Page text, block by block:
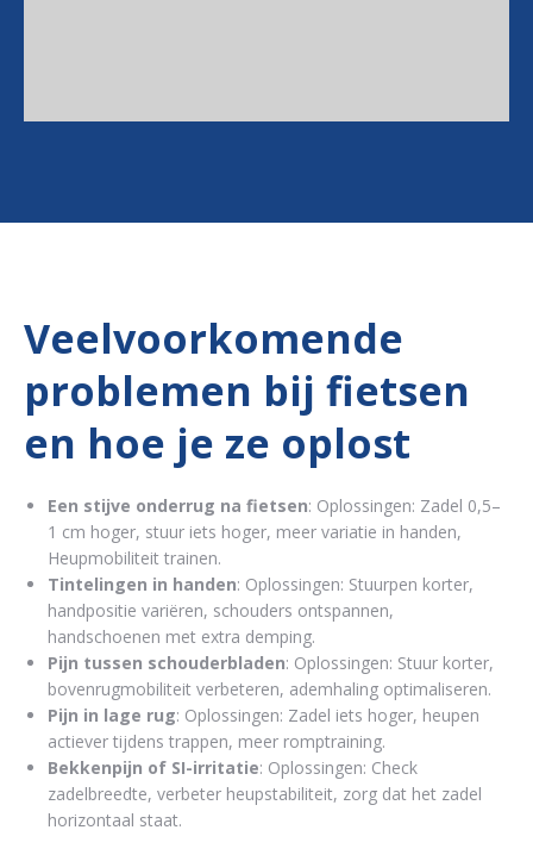
Veelvoorkomende
problemen bij fietsen
en hoe je ze oplost
Een stijve onderrug na fietsen: Oplossingen: Zadel 0,5–
1 cm hoger, stuur iets hoger, meer variatie in handen,
Heupmobiliteit trainen.
Tintelingen in handen: Oplossingen: Stuurpen korter,
handpositie variëren, schouders ontspannen,
handschoenen met extra demping.
Pijn tussen schouderbladen: Oplossingen: Stuur korter,
bovenrugmobiliteit verbeteren, ademhaling optimaliseren.
Pijn in lage rug: Oplossingen: Zadel iets hoger, heupen
actiever tijdens trappen, meer romptraining.
Bekkenpijn of SI-irritatie: Oplossingen: Check
zadelbreedte, verbeter heupstabiliteit, zorg dat het zadel
horizontaal staat.